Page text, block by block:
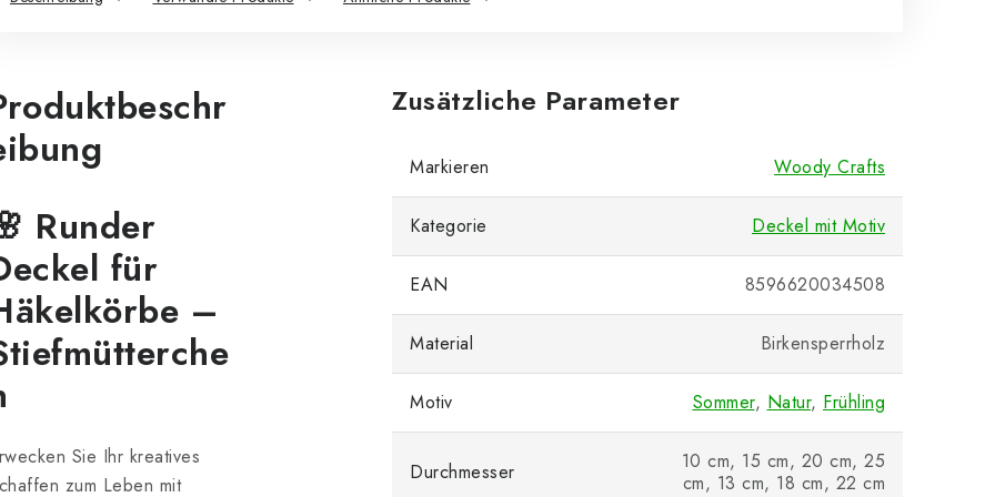
Runder
für
–
Sie Ihr kreatives
zum Leben mit
Zusätzliche Parameter
Markieren Woody Crafts
Kategorie Deckel mit Motiv
EAN 8596620034508
Material Birkensperrholz
Motiv Sommer, Natur, Frühling
Durchmesser
10 cm, 15 cm, 20 cm, 25
cm, 13 cm, 18 cm, 22 cm